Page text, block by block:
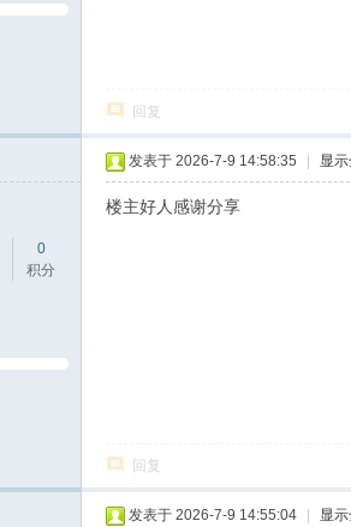
回复
0
积分
发表于 2026-7-9 14:58:35 显
楼主好人感谢分享
回复
发表于 2026-7-9 14:55:04 显